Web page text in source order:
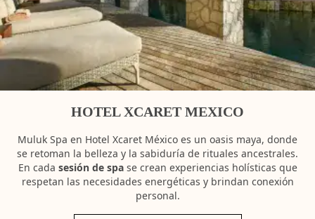
HOTEL XCARET MEXICO
Muluk Spa en Hotel Xcaret México es un oasis maya, donde
se retoman la belleza y la sabiduría de rituales ancestrales.
En cada sesión de spase crean experiencias holísticas que
respetan las necesidades energéticas y brindan conexión
personal.